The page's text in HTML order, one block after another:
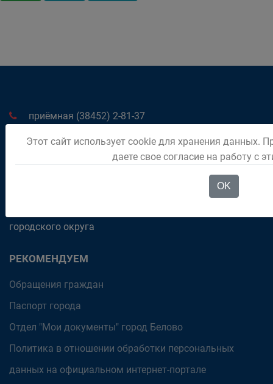
приёмная (38452) 2-81-37
652600, Кемеровская обл., г. Белово, ул. Советская, 21
городского округа
РЕКОМЕНДУЕМ
Обращения граждан
Паспорт города
Отдел "Мои документы" город Белово
Политика в отношении обработки персональных
данных на официальном интернет-портале
Этот сайт использует cookie для хранения данных.
даете свое согласие на работу с
OK